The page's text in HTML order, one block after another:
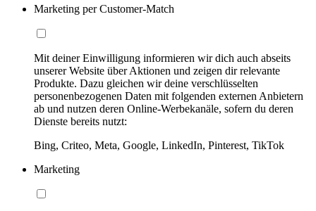
Marketing per Customer-Match
Mit deiner Einwilligung informieren wir dich auch abseits
unserer Website über Aktionen und zeigen dir relevante
Produkte. Dazu gleichen wir deine verschlüsselten
personenbezogenen Daten mit folgenden externen Anbietern
ab und nutzen deren Online-Werbekanäle, sofern du deren
Dienste bereits nutzt:
Bing, Criteo, Meta, Google, LinkedIn, Pinterest, TikTok
Marketing